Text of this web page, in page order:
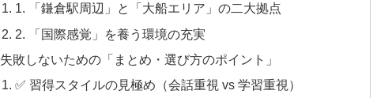
1. 「鎌倉駅周辺」と「大船エリア」の二大拠点
2. 「国際感覚」を養う環境の充実
失敗しないための「まとめ・選び方のポイント」
✅ 習得スタイルの見極め（会話重視 vs 学習重視）